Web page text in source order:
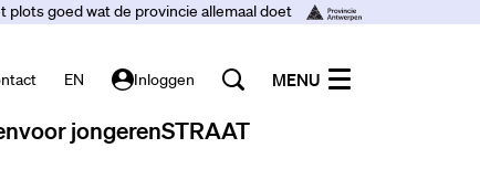
plots goed wat de provincie allemaal doet
EN Inloggen
voor jongerenSTRAAT
MENU